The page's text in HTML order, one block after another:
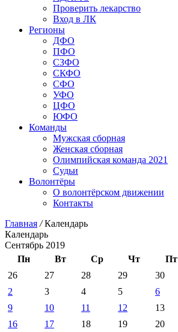
Проверить лекарство
Вход в ЛК
Регионы
ДФО
ПФО
СЗФО
СКФО
СФО
УФО
ЦФО
ЮФО
Команды
Мужская сборная
Женская сборная
Олимпийская команда 2021
Судьи
Волонтёры
О волонтёрском движении
Контакты
Главная /Календарь
Календарь
Сентябрь 2019
Пн
Вт Ср Чт Пт
26
27 28 29 30
2
3 4 5 6
9
10 11 12 13
16
17 18 19 20